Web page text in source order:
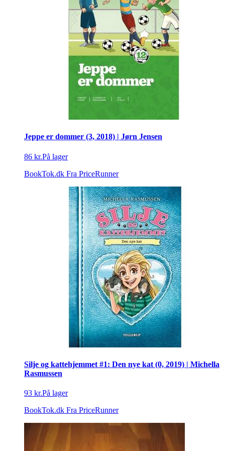
Jeppe er dommer (3, 2018) | Jørn Jensen
86 kr.På lager
BookTok.dk Fra PriceRunner
Silje og kattehjemmet #1: Den nye kat (0, 2019) | Michella
Rasmussen
93 kr.På lager
BookTok.dk Fra PriceRunner